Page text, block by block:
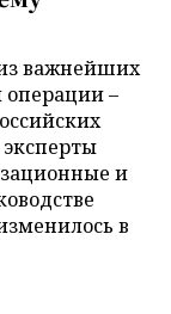
важнейших
операции –
и
в